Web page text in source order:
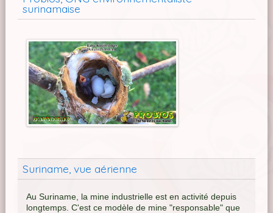
surinamaise
Suriname, vue aérienne
Au Suriname, la mine industrielle est en activité depuis
longtemps. C'est ce modèle de mine "responsable" que